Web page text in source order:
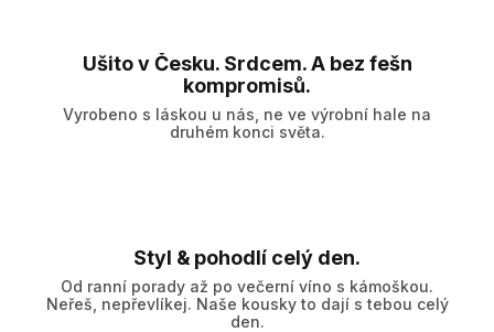
Ušito v Česku. Srdcem. A bez fešn
kompromisů.
Vyrobeno s láskou u nás, ne ve výrobní hale na
druhém konci světa.
Styl & pohodlí celý den.
Od ranní porady až po večerní víno s kámoškou.
Neřeš, nepřevlíkej. Naše kousky to dají s tebou celý
den.